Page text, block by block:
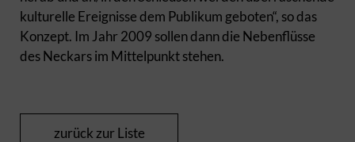
kulturelle Ereignisse dem Publikum geboten“, so das
Konzept. Im Jahr 2009 sollen dann die Nebenflüsse
des Neckars im Mittelpunkt stehen.
zurück zur Liste